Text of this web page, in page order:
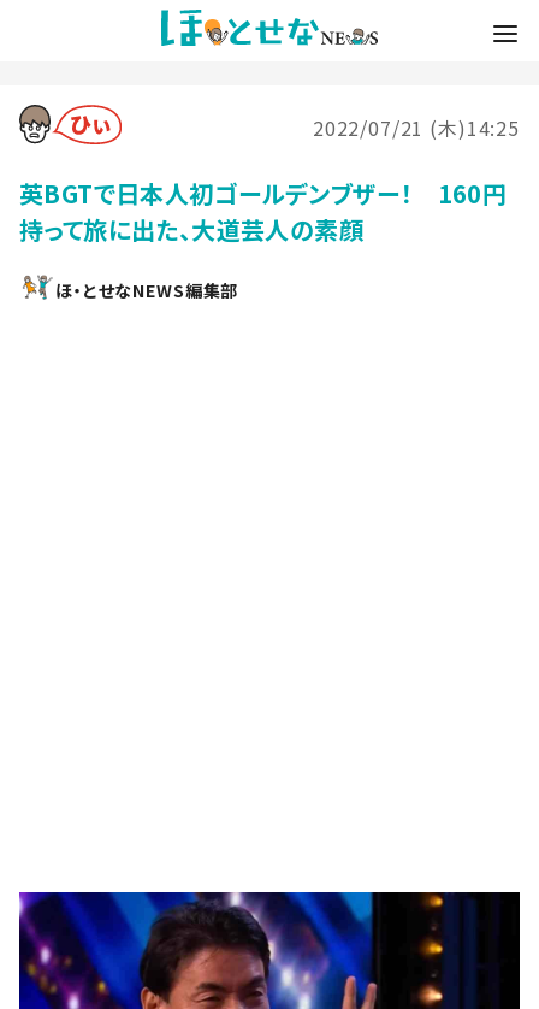
2022/07/21 (木)14:25
英BGTで日本人初ゴールデンブザー！ 160円
持って旅に出た、大道芸人の素顔
ほ・とせなNEWS編集部